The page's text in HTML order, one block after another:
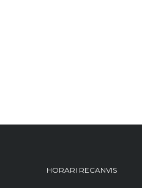
HORARI RECANVIS